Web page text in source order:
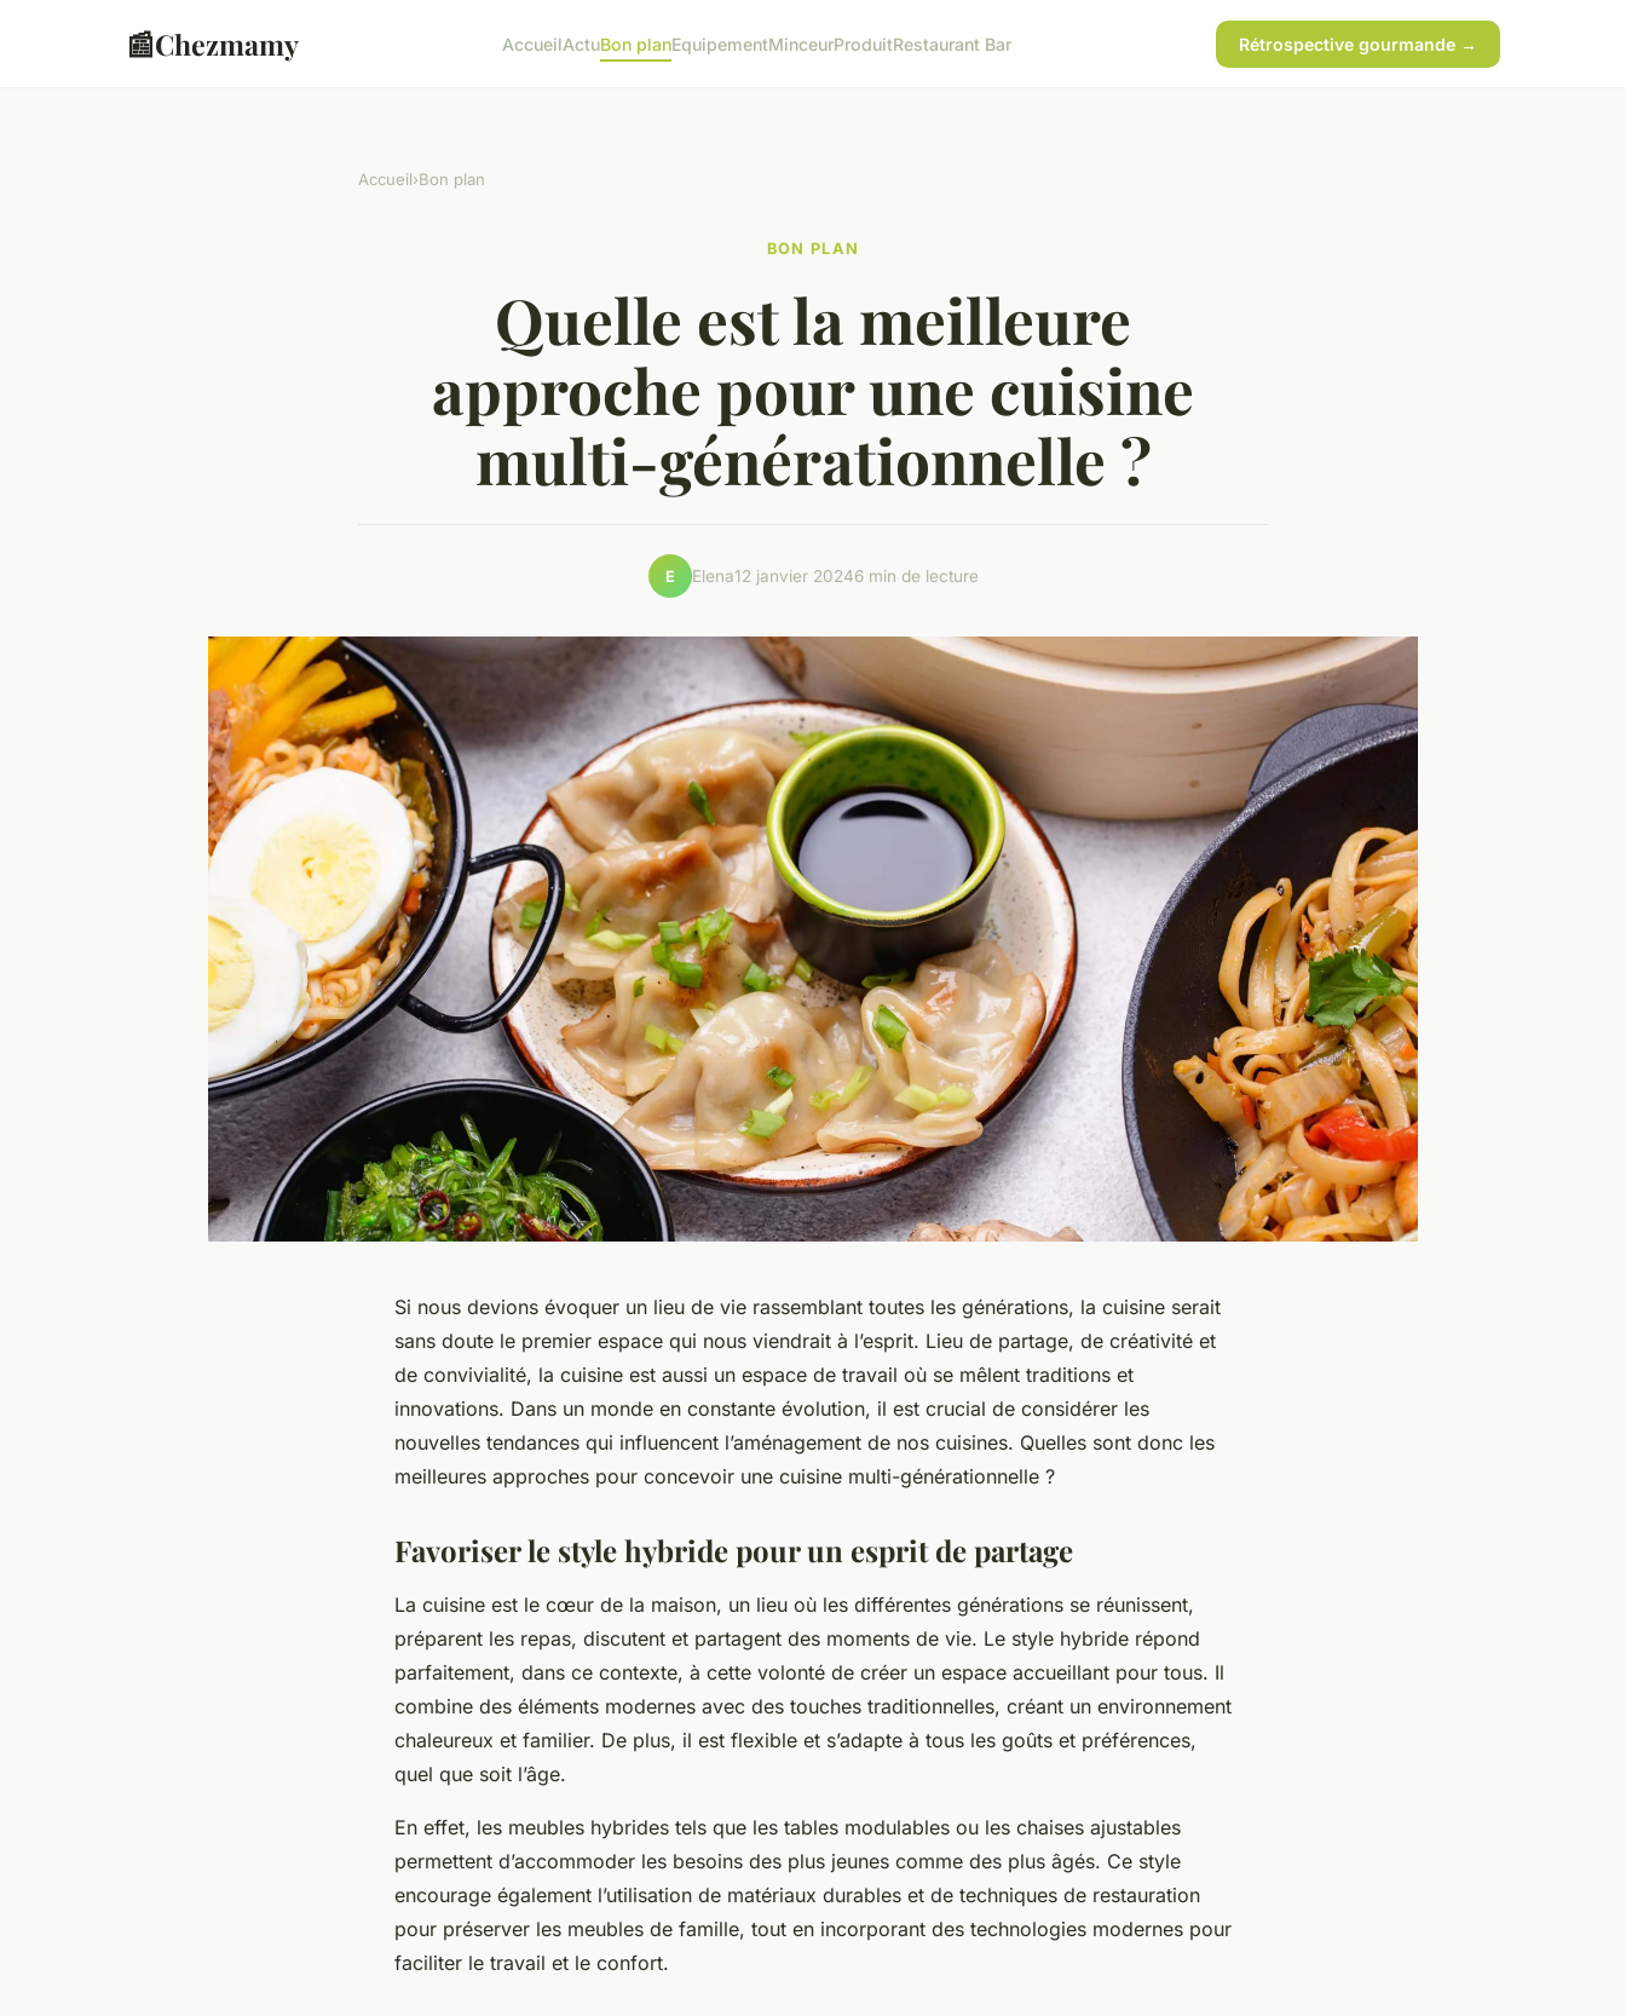
📰Chezmamy AccueilActuBon planEquipementMinceurProduitRestaurant Bar Rétrospective gourmande →
Accueil›Bon plan
BON PLAN
Quelle est la meilleure
approche pour une cuisine
multi-générationnelle ?
E Elena12 janvier 20246 min de lecture
Si nous devions évoquer un lieu de vie rassemblant toutes les générations, la cuisine serait
sans doute le premier espace qui nous viendrait à l’esprit. Lieu de partage, de créativité et
de convivialité, la cuisine est aussi un espace de travail où se mêlent traditions et
innovations. Dans un monde en constante évolution, il est crucial de considérer les
nouvelles tendances qui influencent l’aménagement de nos cuisines. Quelles sont donc les
meilleures approches pour concevoir une cuisine multi-générationnelle ?
Favoriser le style hybride pour un esprit de partage
La cuisine est le cœur de la maison, un lieu où les différentes générations se réunissent,
préparent les repas, discutent et partagent des moments de vie. Le style hybride répond
parfaitement, dans ce contexte, à cette volonté de créer un espace accueillant pour tous. Il
combine des éléments modernes avec des touches traditionnelles, créant un environnement
chaleureux et familier. De plus, il est flexible et s’adapte à tous les goûts et préférences,
quel que soit l’âge.
En effet, les meubles hybrides tels que les tables modulables ou les chaises ajustables
permettent d’accommoder les besoins des plus jeunes comme des plus âgés. Ce style
encourage également l’utilisation de matériaux durables et de techniques de restauration
pour préserver les meubles de famille, tout en incorporant des technologies modernes pour
faciliter le travail et le confort.